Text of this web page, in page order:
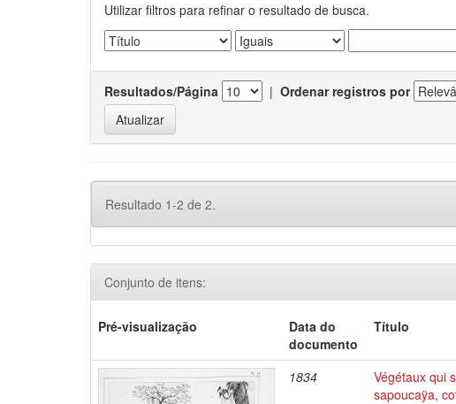
Utilizar filtros para refinar o resultado de busca.
Resultados/Página | Ordenar registros por
Resultado 1-2 de 2.
Conjunto de itens:
Pré-visualização
Data do
documento
Título
1834
Végétaux qui
sapoucaÿa,